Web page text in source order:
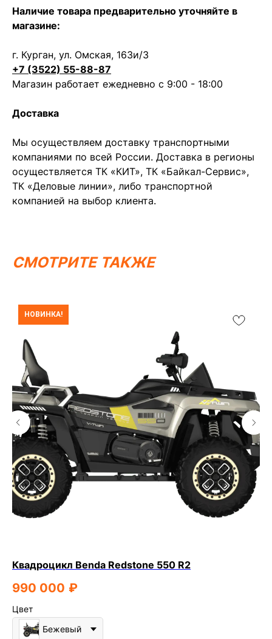
Наличие товара предварительно уточняйте в
магазине:
г. Курган, ул. Омская, 163и/3
+7 (3522) 55-88-87
Магазин работает ежедневно с 9:00 - 18:00
Доставка
Мы осуществляем доставку транспортными
компаниями по всей России. Доставка в регионы
осуществляется ТК «КИТ», ТК «Байкал-Сервис»,
ТК «Деловые линии», либо транспортной
компанией на выбор клиента.
СМОТРИТЕ ТАКЖЕ
НОВИНКА!
Квадроцикл Benda Redstone 550 R2
990 000 ₽
Цвет
Бежевый
ИП Каканова Анна Константиновна
Вся представленная информация носит
информационный характер и ни при каких условиях не
является публичной офертой, определяемой
положениями Статьи 437 (2) ГК РФ.